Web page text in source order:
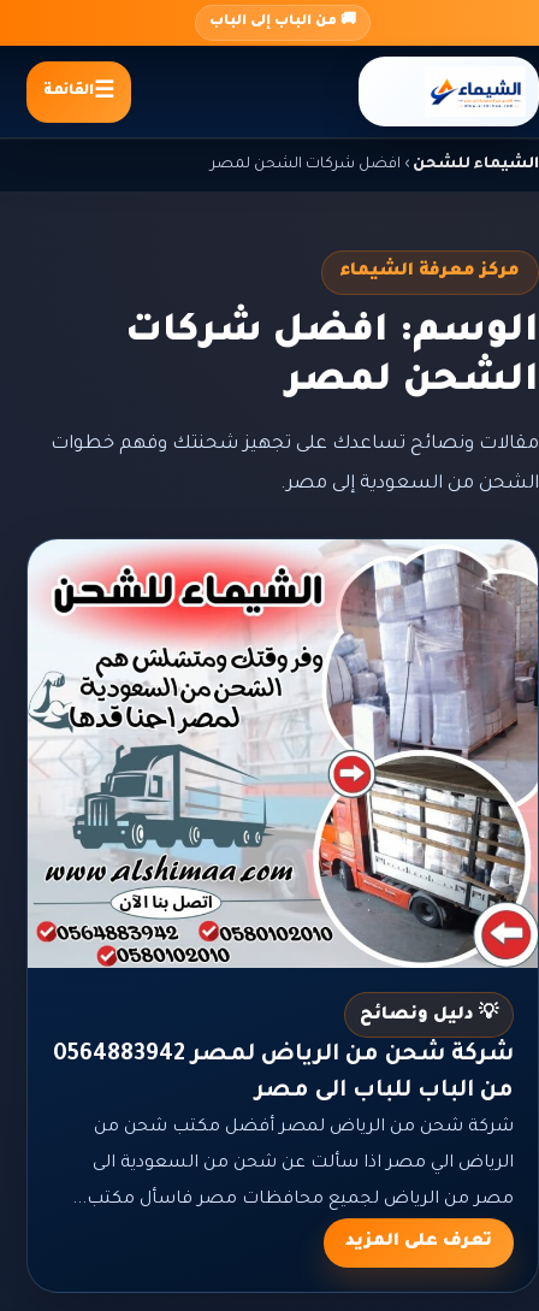
المحتوى
🚚 من الباب إلى الباب
القائمة
الشيماء للشحن › افضل شركات الشحن لمصر
مركز معرفة الشيماء
الوسم: افضل شركات
الشحن لمصر
مقالات ونصائح تساعدك على تجهيز شحنتك وفهم خطوات
الشحن من السعودية إلى مصر.
💡 دليل ونصائح
شركة شحن من الرياض لمصر 0564883942
من الباب للباب الى مصر
شركة شحن من الرياض لمصر أفضل مكتب شحن من
الرياض الي مصر اذا سألت عن شحن من السعودية الى
مصر من الرياض لجميع محافظات مصر فاسأل مكتب...
تعرف على المزيد